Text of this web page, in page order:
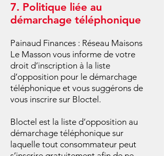
7. Politique liée au
démarchage téléphonique
Painaud Finances : Réseau Maisons
Le Masson vous informe de votre
droit d’inscription à la liste
d’opposition pour le démarchage
téléphonique et vous suggérons de
vous inscrire sur Bloctel.
Bloctel est la liste d’opposition au
démarchage téléphonique sur
laquelle tout consommateur peut